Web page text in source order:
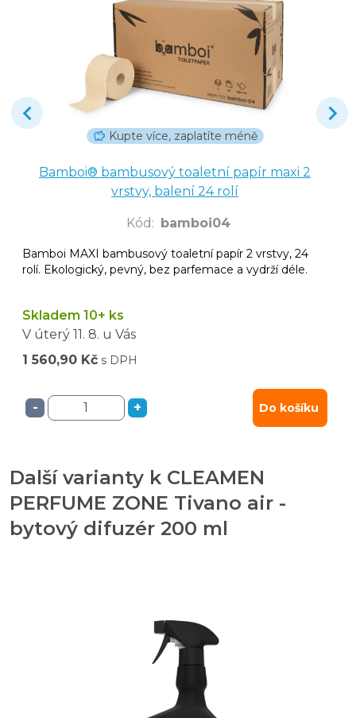
Kupte více, zaplatíte méně
Bamboi® bambusový toaletní papír maxi 2
vrstvy, balení 24 rolí
Kód : bamboi04
Bamboi MAXI bambusový toaletní papír 2 vrstvy, 24
rolí. Ekologický, pevný, bez parfemace a vydrží déle.
Skladem 10+ ks
V úterý 11. 8. u Vás
1 560,90 Kč s DPH
- + Do košíku
Další varianty k CLEAMEN
PERFUME ZONE Tivano air -
bytový difuzér 200 ml